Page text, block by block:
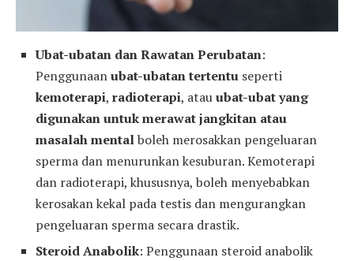
Ubat-ubatan dan Rawatan Perubatan:
Penggunaanubat-ubatan tertentu seperti
kemoterapi, radioterapi, atauubat-ubat yang
digunakan untuk merawat jangkitan atau
masalah mentalboleh merosakkan pengeluaran
sperma dan menurunkan kesuburan. Kemoterapi
dan radioterapi, khususnya, boleh menyebabkan
kerosakan kekal pada testis dan mengurangkan
pengeluaran sperma secara drastik.
Steroid Anabolik: Penggunaan steroid anabolik